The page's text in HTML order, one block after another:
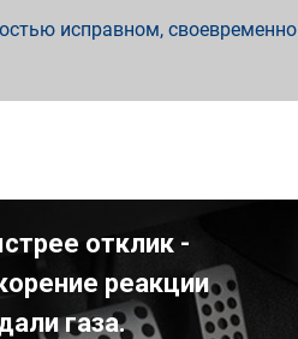
исправном, своевременно
отклик -
реакции
газа.